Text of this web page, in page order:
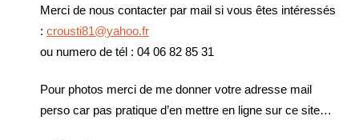
Merci de nous contacter par mail si vous êtes intéressés
: crousti81@yahoo.fr
ou numero de tél : 04 06 82 85 31
Pour photos merci de me donner votre adresse mail
perso car pas pratique d’en mettre en ligne sur ce site…